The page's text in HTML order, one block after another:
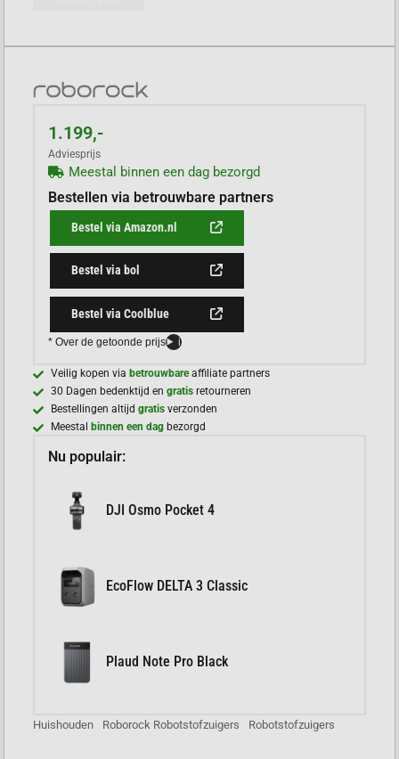
1.199,-
Adviesprijs
Meestal binnen een dag bezorgd
Bestellen via betrouwbare partners
Bestel via Amazon.nl
Bestel via bol
Bestel via Coolblue
* Over de getoonde prijs i
Veilig kopen viabetrouwbareaffiliate partners
30 Dagen bedenktijd engratis retourneren
Bestellingen altijdgratisverzonden
Meestalbinnen een dag bezorgd
Nu populair:
DJI Osmo Pocket 4
EcoFlow DELTA 3 Classic
Plaud Note Pro Black
Huishouden Roborock Robotstofzuigers Robotstofzuigers